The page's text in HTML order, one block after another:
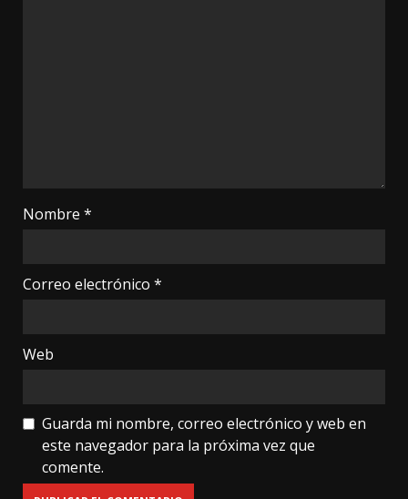
Nombre *
Correo electrónico *
Web
Guarda mi nombre, correo electrónico y web en
este navegador para la próxima vez que
comente.